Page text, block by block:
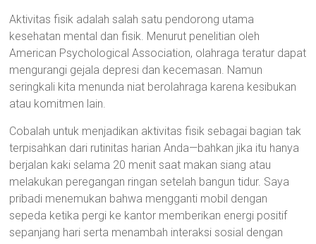
Aktivitas fisik adalah salah satu pendorong utama
kesehatan mental dan fisik. Menurut penelitian oleh
American Psychological Association, olahraga teratur dapat
mengurangi gejala depresi dan kecemasan. Namun
seringkali kita menunda niat berolahraga karena kesibukan
atau komitmen lain.
Cobalah untuk menjadikan aktivitas fisik sebagai bagian tak
terpisahkan dari rutinitas harian Anda—bahkan jika itu hanya
berjalan kaki selama 20 menit saat makan siang atau
melakukan peregangan ringan setelah bangun tidur. Saya
pribadi menemukan bahwa mengganti mobil dengan
sepeda ketika pergi ke kantor memberikan energi positif
sepanjang hari serta menambah interaksi sosial dengan